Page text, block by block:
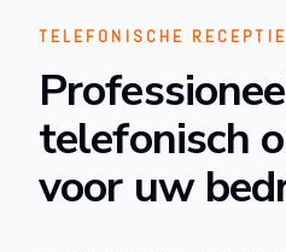
TELEFONISCHE
telefonisch
voor uw